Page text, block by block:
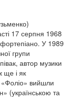
17 серпня 1968
У 1989
групи
автор музики
ще і як
«Фоліо» вийшли
(українською та